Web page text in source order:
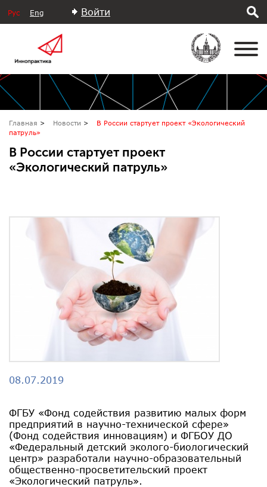
Рус Eng Войти
Главная Новости
В России стартует проект «Экологический
патруль»
В России стартует проект
«Экологический патруль»
08.07.2019
ФГБУ «Фонд содействия развитию малых форм
предприятий в научно-технической сфере»
(Фонд содействия инновациям) и ФГБОУ ДО
«Федеральный детский эколого-биологический
центр» разработали научно-образовательный
общественно-просветительский проект
«Экологический патруль».